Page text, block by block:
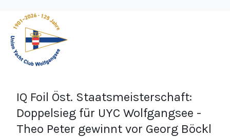
IQ Foil Öst. Staatsmeisterschaft:
Doppelsieg für UYC Wolfgangsee -
Theo Peter gewinnt vor Georg Böckl